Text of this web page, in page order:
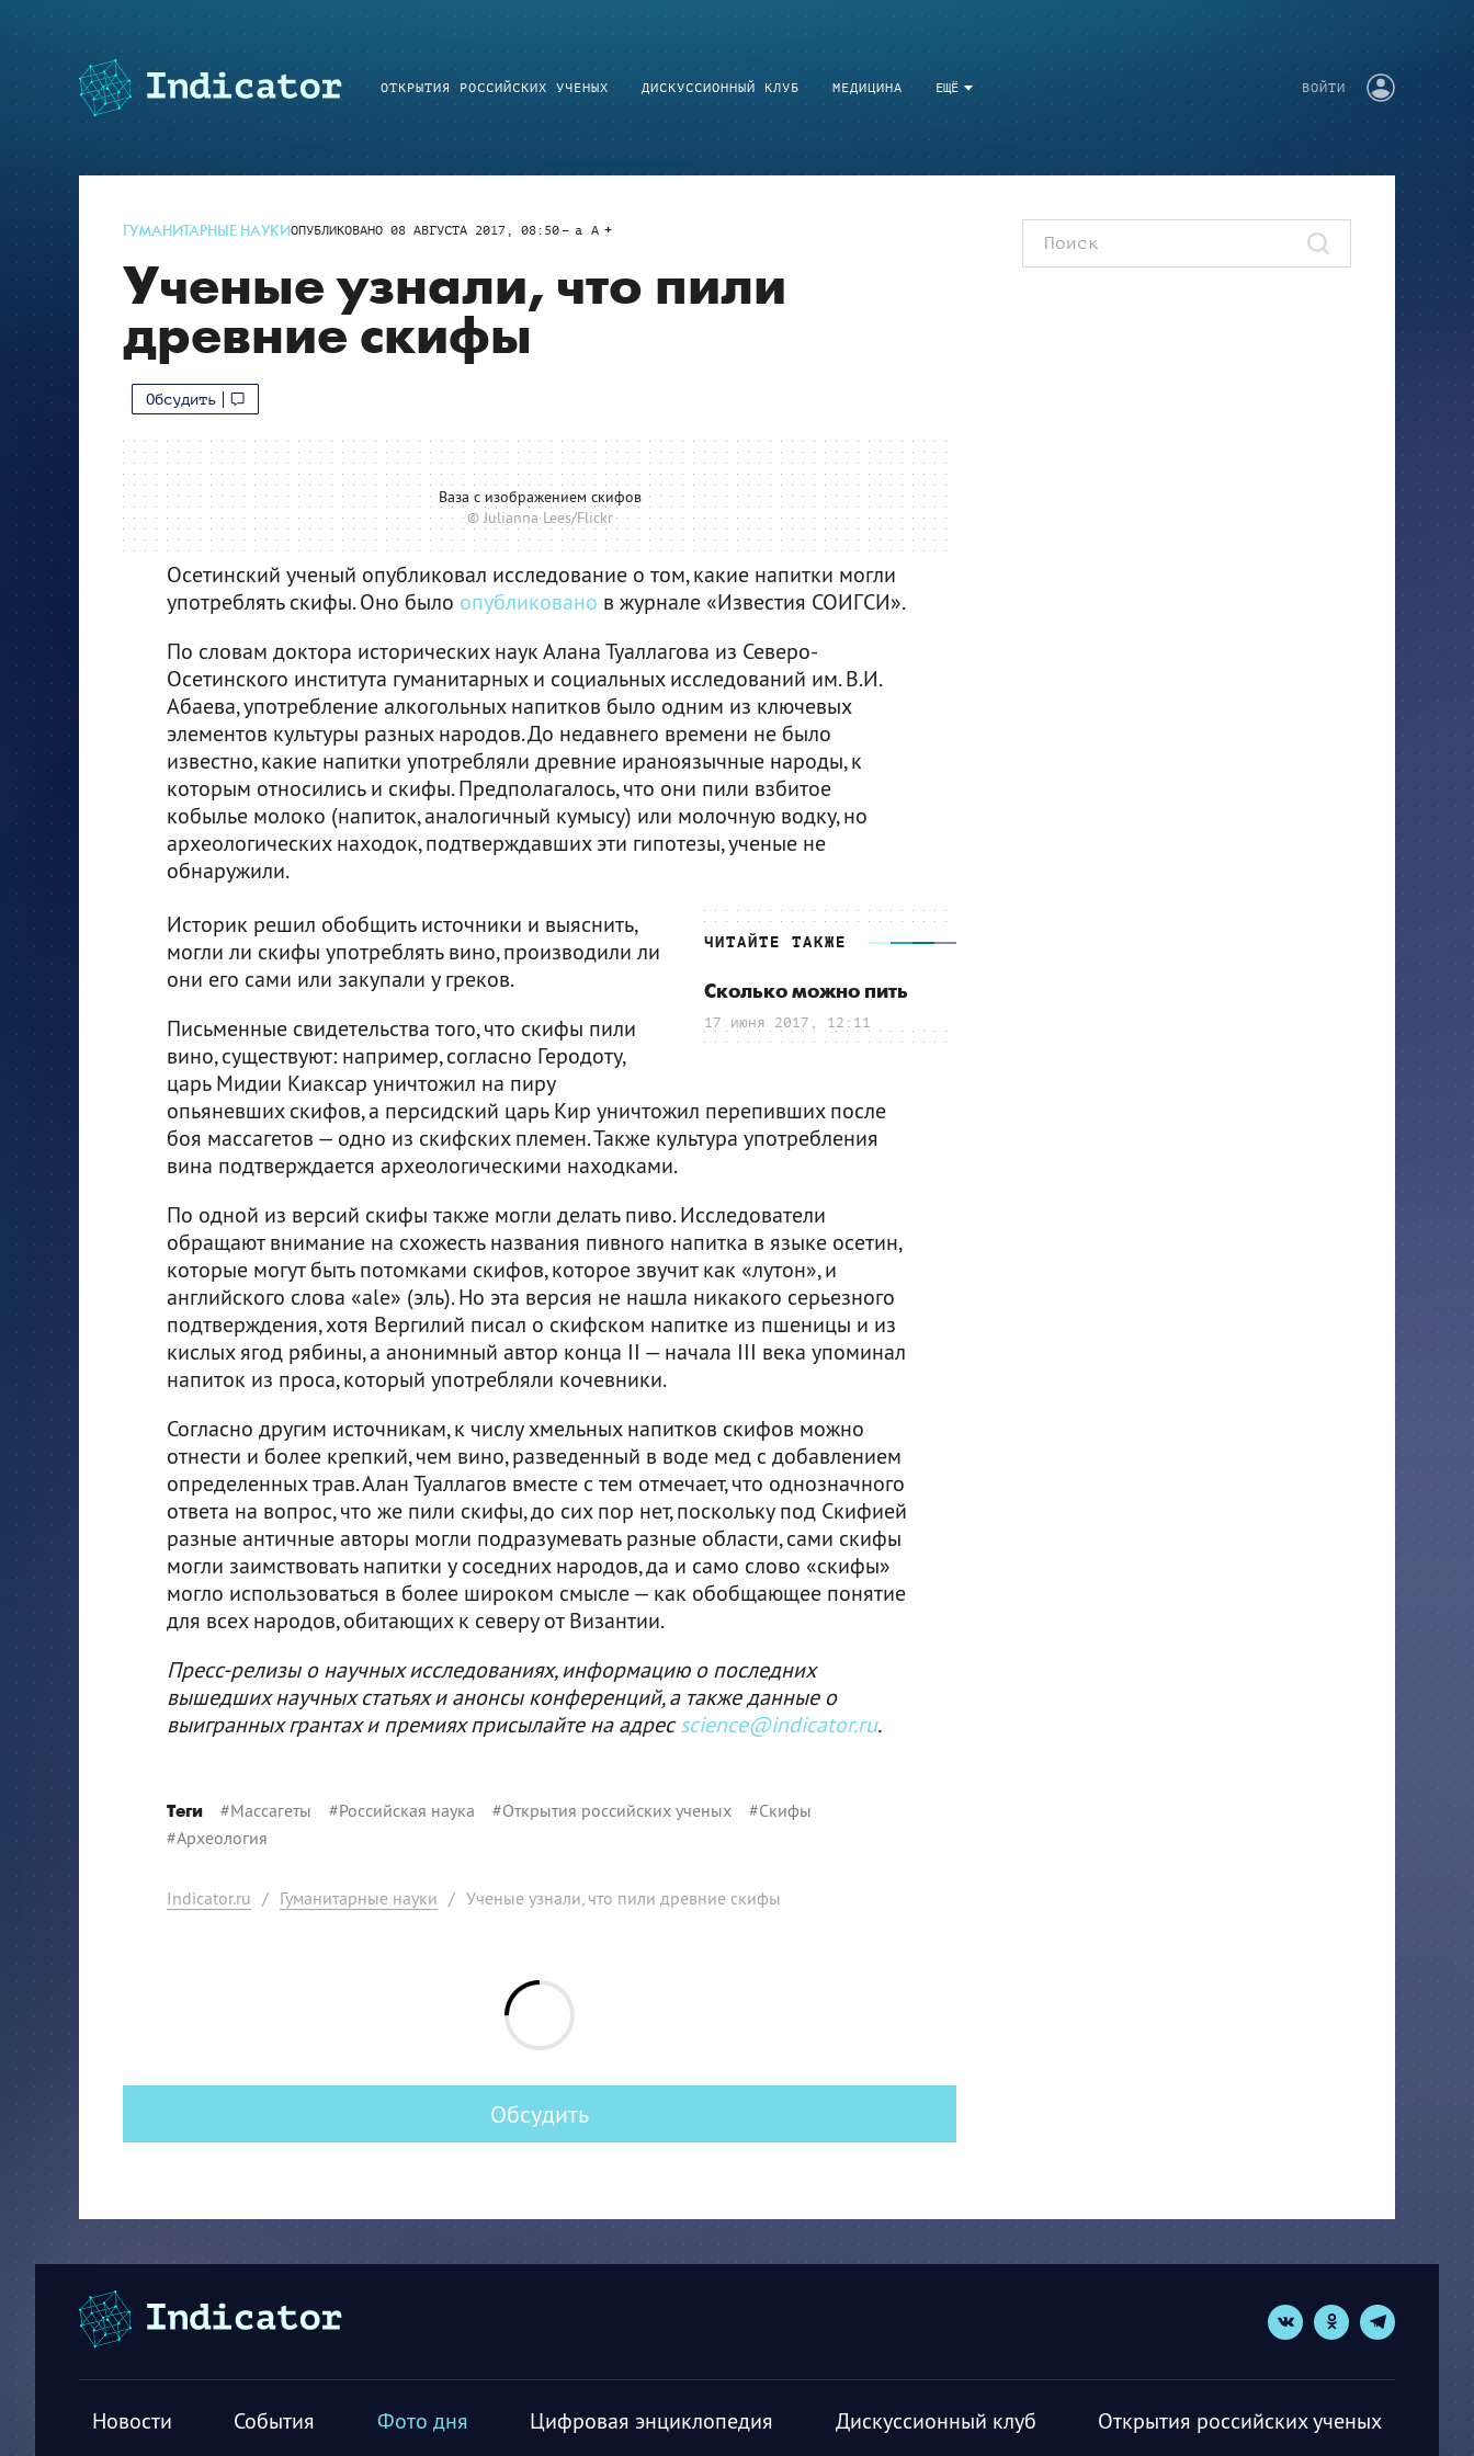
ЕЩЁ
ОТКРЫТИЯ РОССИЙСКИХ УЧЕНЫХ ДИСКУССИОННЫЙ КЛУБ МЕДИЦИНА ВОЙТИ
ГУМАНИТАРНЫЕ НАУКИОПУБЛИКОВАНО 08 АВГУСТА 2017, 08:50 a A
Ученые узнали, что пили
древние скифы
Обсудить
Ваза с изображением скифов
© Julianna Lees/Flickr
Осетинский ученый опубликовал исследование о том, какие напитки могли
употреблять скифы. Оно было опубликовано в журнале «Известия СОИГСИ».
По словам доктора исторических наук Алана Туаллагова из Северо-
Осетинского института гуманитарных и социальных исследований им. В.И.
Абаева, употребление алкогольных напитков было одним из ключевых
элементов культуры разных народов. До недавнего времени не было
известно, какие напитки употребляли древние ираноязычные народы, к
которым относились и скифы. Предполагалось, что они пили взбитое
кобылье молоко (напиток, аналогичный кумысу) или молочную водку, но
археологических находок, подтверждавших эти гипотезы, ученые не
обнаружили.
ЧИТАЙТЕ ТАКЖЕ
Сколько можно пить
17 июня 2017, 12:11
Историк решил обобщить источники и выяснить,
могли ли скифы употреблять вино, производили ли
они его сами или закупали у греков.
Письменные свидетельства того, что скифы пили
вино, существуют: например, согласно Геродоту,
царь Мидии Киаксар уничтожил на пиру
опьяневших скифов, а персидский царь Кир уничтожил перепивших после
боя массагетов — одно из скифских племен. Также культура употребления
вина подтверждается археологическими находками.
По одной из версий скифы также могли делать пиво. Исследователи
обращают внимание на схожесть названия пивного напитка в языке осетин,
которые могут быть потомками скифов, которое звучит как «лутон», и
английского слова «ale» (эль). Но эта версия не нашла никакого серьезного
подтверждения, хотя Вергилий писал о скифском напитке из пшеницы и из
кислых ягод рябины, а анонимный автор конца II — начала III века упоминал
напиток из проса, который употребляли кочевники.
Согласно другим источникам, к числу хмельных напитков скифов можно
отнести и более крепкий, чем вино, разведенный в воде мед с добавлением
определенных трав. Алан Туаллагов вместе с тем отмечает, что однозначного
ответа на вопрос, что же пили скифы, до сих пор нет, поскольку под Скифией
разные античные авторы могли подразумевать разные области, сами скифы
могли заимствовать напитки у соседних народов, да и само слово «скифы»
могло использоваться в более широком смысле — как обобщающее понятие
для всех народов, обитающих к северу от Византии.
Пресс-релизы о научных исследованиях, информацию о последних
вышедших научных статьях и анонсы конференций, а также данные о
выигранных грантах и премиях присылайте на адресscience@indicator.ru.
Теги #Массагеты #Российская наука #Открытия российских ученых #Скифы
#Археология
Indicator.ru / Гуманитарные науки / Ученые узнали, что пили древние скифы
Обсудить
Новости События Фото дня Цифровая энциклопедия Дискуссионный клуб Открытия российских ученых